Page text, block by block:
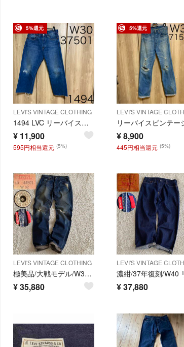
5%還元
LEVI'S VINTAGE CLOTHING
1494 LVC リーバイスビンテージクロージング 501XX 復刻デニムパンツ
¥ 11,900
595円相当還元 (5%)
5%還元
LEVI'S VINTAGE
¥8,900
445円相当還元 (5%)
LEVI'S VINTAGE CLOTHING
極美品/大戦モデル/W32 リーバイス S501XX 片面ビッグE 赤耳 鬼ヒゲ
¥35,880
LEVI'S VINTAGE
¥37,880